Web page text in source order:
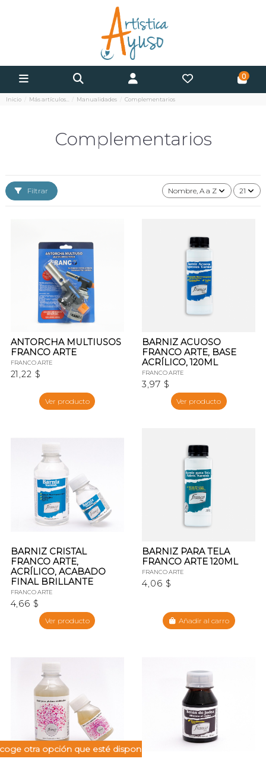
0
Inicio Más artículos... Manualidades Complementarios
Complementarios
Filtrar Nombre, A a Z 21
ANTORCHA MULTIUSOS
FRANCO ARTE
FRANCO ARTE
21,22 $
Ver producto
BARNIZ ACUOSO
FRANCO ARTE, BASE
ACRÍLICO, 120ML
FRANCO ARTE
3,97 $
Ver producto
BARNIZ CRISTAL
FRANCO ARTE,
ACRÍLICO, ACABADO
FINAL BRILLANTE
FRANCO ARTE
4,66 $
Ver producto
BARNIZ PARA TELA
FRANCO ARTE 120ML
FRANCO ARTE
4,06 $
Añadir al carro
otra opción que esté disponible